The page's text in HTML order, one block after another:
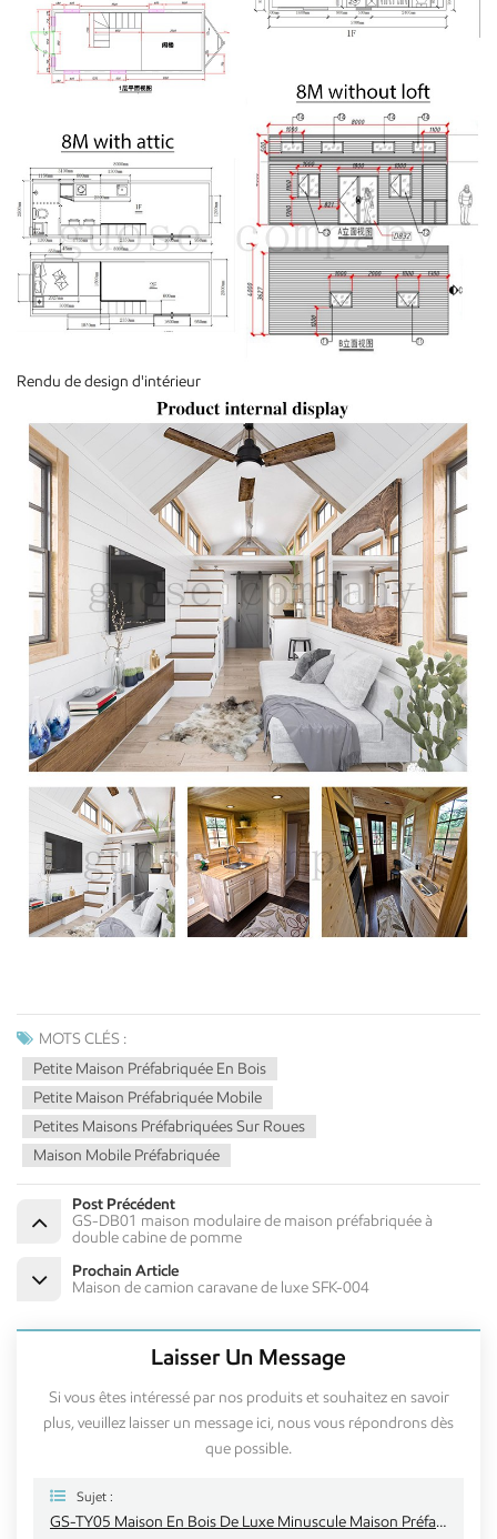
Rendu de design d'intérieur
MOTS CLÉS :
Petite Maison Préfabriquée En Bois
Petite Maison Préfabriquée Mobile
Petites Maisons Préfabriquées Sur Roues
Maison Mobile Préfabriquée
Post Précédent
GS-DB01 maison modulaire de maison préfabriquée à
double cabine de pomme
Prochain Article
Maison de camion caravane de luxe SFK-004
Laisser Un Message
Si vous êtes intéressé par nos produits et souhaitez en savoir
plus, veuillez laisser un message ici, nous vous répondrons dès
que possible.
Sujet :
GS-TY05 Maison En Bois De Luxe Minuscule Maison Préfabriquée Sur Roues